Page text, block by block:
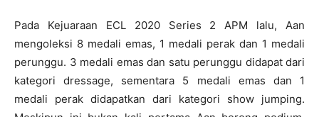
Pada Kejuaraan ECL 2020 Series 2 APM lalu, Aan
mengoleksi 8 medali emas, 1 medali perak dan 1 medali
perunggu. 3 medali emas dan satu perunggu didapat dari
kategori dressage, sementara 5 medali emas dan 1
medali perak didapatkan dari kategori show jumping.